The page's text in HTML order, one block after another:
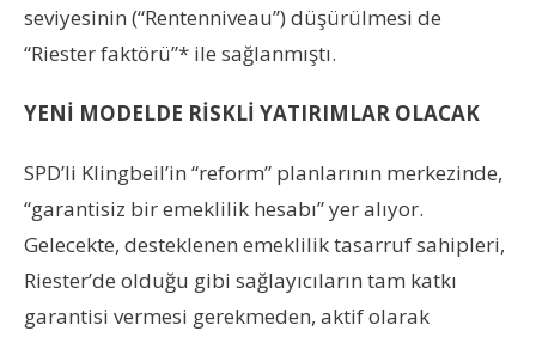
seviyesinin (“Rentenniveau”) düşürülmesi de
“Riester faktörü”* ile sağlanmıştı.
YENİ MODELDE RİSKLİ YATIRIMLAR OLACAK
SPD’li Klingbeil’in “reform” planlarının merkezinde,
“garantisiz bir emeklilik hesabı” yer alıyor.
Gelecekte, desteklenen emeklilik tasarruf sahipleri,
Riester’de olduğu gibi sağlayıcıların tam katkı
garantisi vermesi gerekmeden, aktif olarak